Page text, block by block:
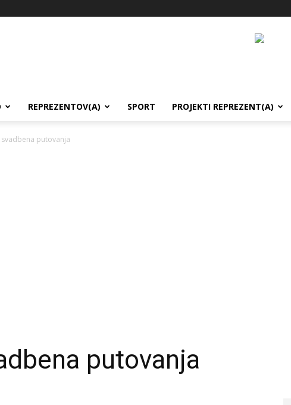
REPREZENTOV(A) SPORT PROJEKTI REPREZENT(A)
svadbena putovanja
putovanja